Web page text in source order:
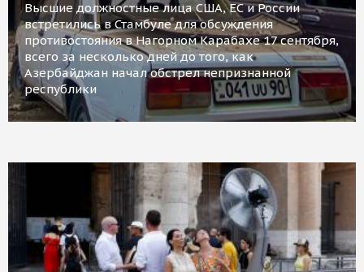
Высшие должностные лица США, ЕС и России
встретились в Стамбуле для обсуждения
противостояния в Нагорном Карабахе 17 сентября,
всего за несколько дней до того, как
Азербайджан начал обстрел непризнанной
республики